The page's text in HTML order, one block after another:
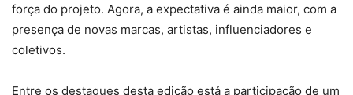
força do projeto. Agora, a expectativa é ainda maior, com a
presença de novas marcas, artistas, influenciadores e
coletivos.
Entre os destaques desta edição está a participação de um